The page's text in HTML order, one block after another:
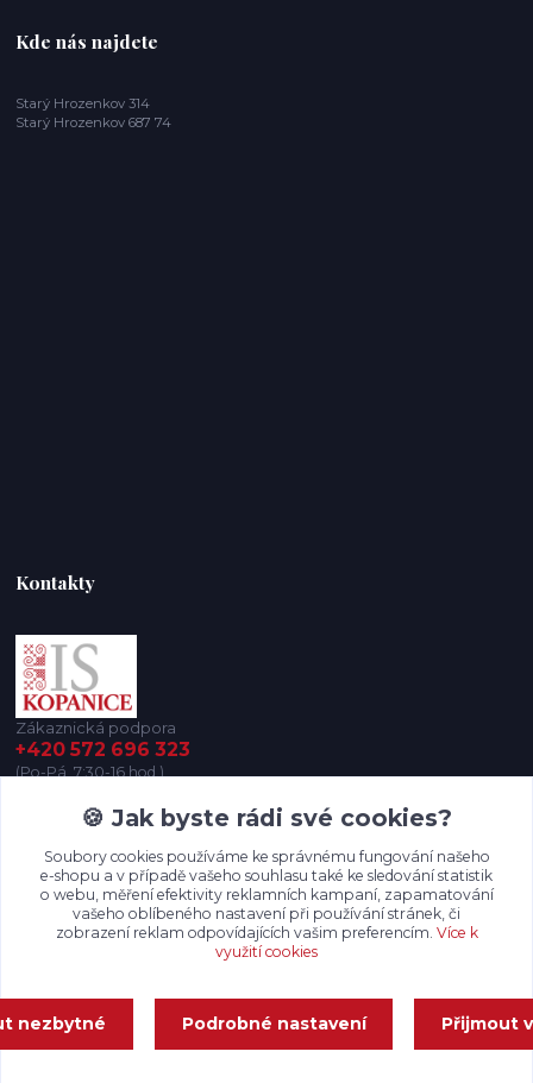
Kde nás najdete
Starý Hrozenkov 314
Starý Hrozenkov 687 74
Kontakty
Zákaznická podpora
+420 572 696 323
(Po-Pá, 7:30-16 hod.)
iskopanice@iskopanice.cz
🍪 Jak byste rádi své cookies?
Soubory cookies používáme ke správnému fungování našeho
e-shopu a v případě vašeho souhlasu také ke sledování statistik
o webu, měření efektivity reklamních kampaní, zapamatování
vašeho oblíbeného nastavení při používání stránek, či
zobrazení reklam odpovídajících vašim preferencím. Více k
využití cookies
nezbytné Podrobné nastavení Přijmout